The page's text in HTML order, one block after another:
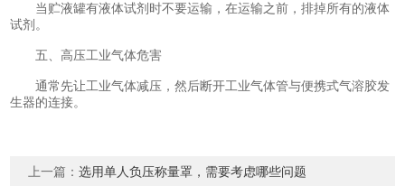
当贮液罐有液体试剂时不要运输，在运输之前，排掉所有的液体
试剂。
五、高压工业气体危害
通常先让工业气体减压，然后断开工业气体管与便携式气溶胶发
生器的连接。
上一篇：选用单人负压称量罩，需要考虑哪些问题